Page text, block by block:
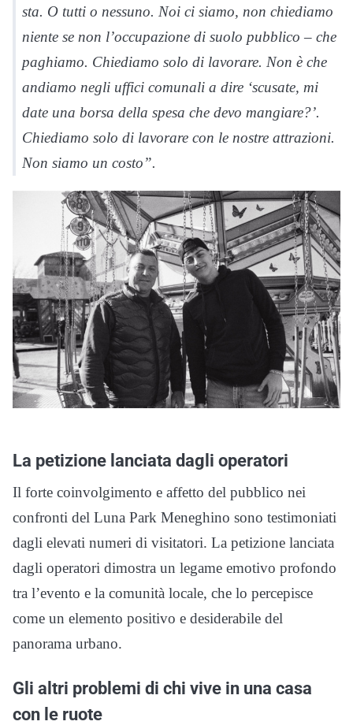
sta. O tutti o nessuno. Noi ci siamo, non chiediamo
niente se non l’occupazione di suolo pubblico – che
paghiamo. Chiediamo solo di lavorare. Non è che
andiamo negli uffici comunali a dire ‘scusate, mi
date una borsa della spesa che devo mangiare?’.
Chiediamo solo di lavorare con le nostre attrazioni.
Non siamo un costo”.
La petizione lanciata dagli operatori
Il forte coinvolgimento e affetto del pubblico nei
confronti del Luna Park Meneghino sono testimoniati
dagli elevati numeri di visitatori. La petizione lanciata
dagli operatori dimostra un legame emotivo profondo
tra l’evento e la comunità locale, che lo percepisce
come un elemento positivo e desiderabile del
panorama urbano.
Gli altri problemi di chi vive in una casa
con le ruote